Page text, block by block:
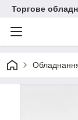
Торгове